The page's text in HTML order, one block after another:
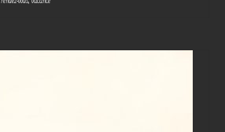
rendez-vous, vacance